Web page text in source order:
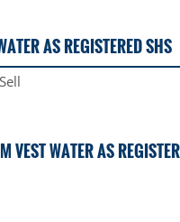
AS REGISTERED SHS
Sell
VEST WATER AS